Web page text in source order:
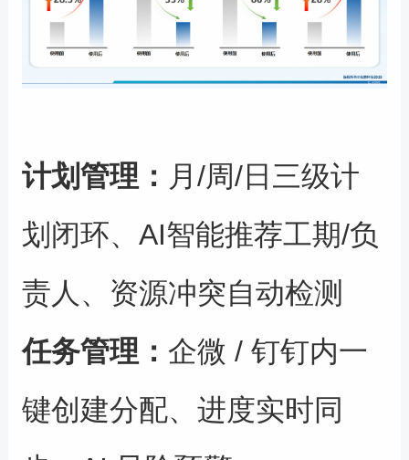
计划管理 ： 月/周/日三级计
划闭环、AI智能推荐工期/负
责人、资源冲突自动检测
任务管理 ： 企微 / 钉钉内一
键创建分配、进度实时同